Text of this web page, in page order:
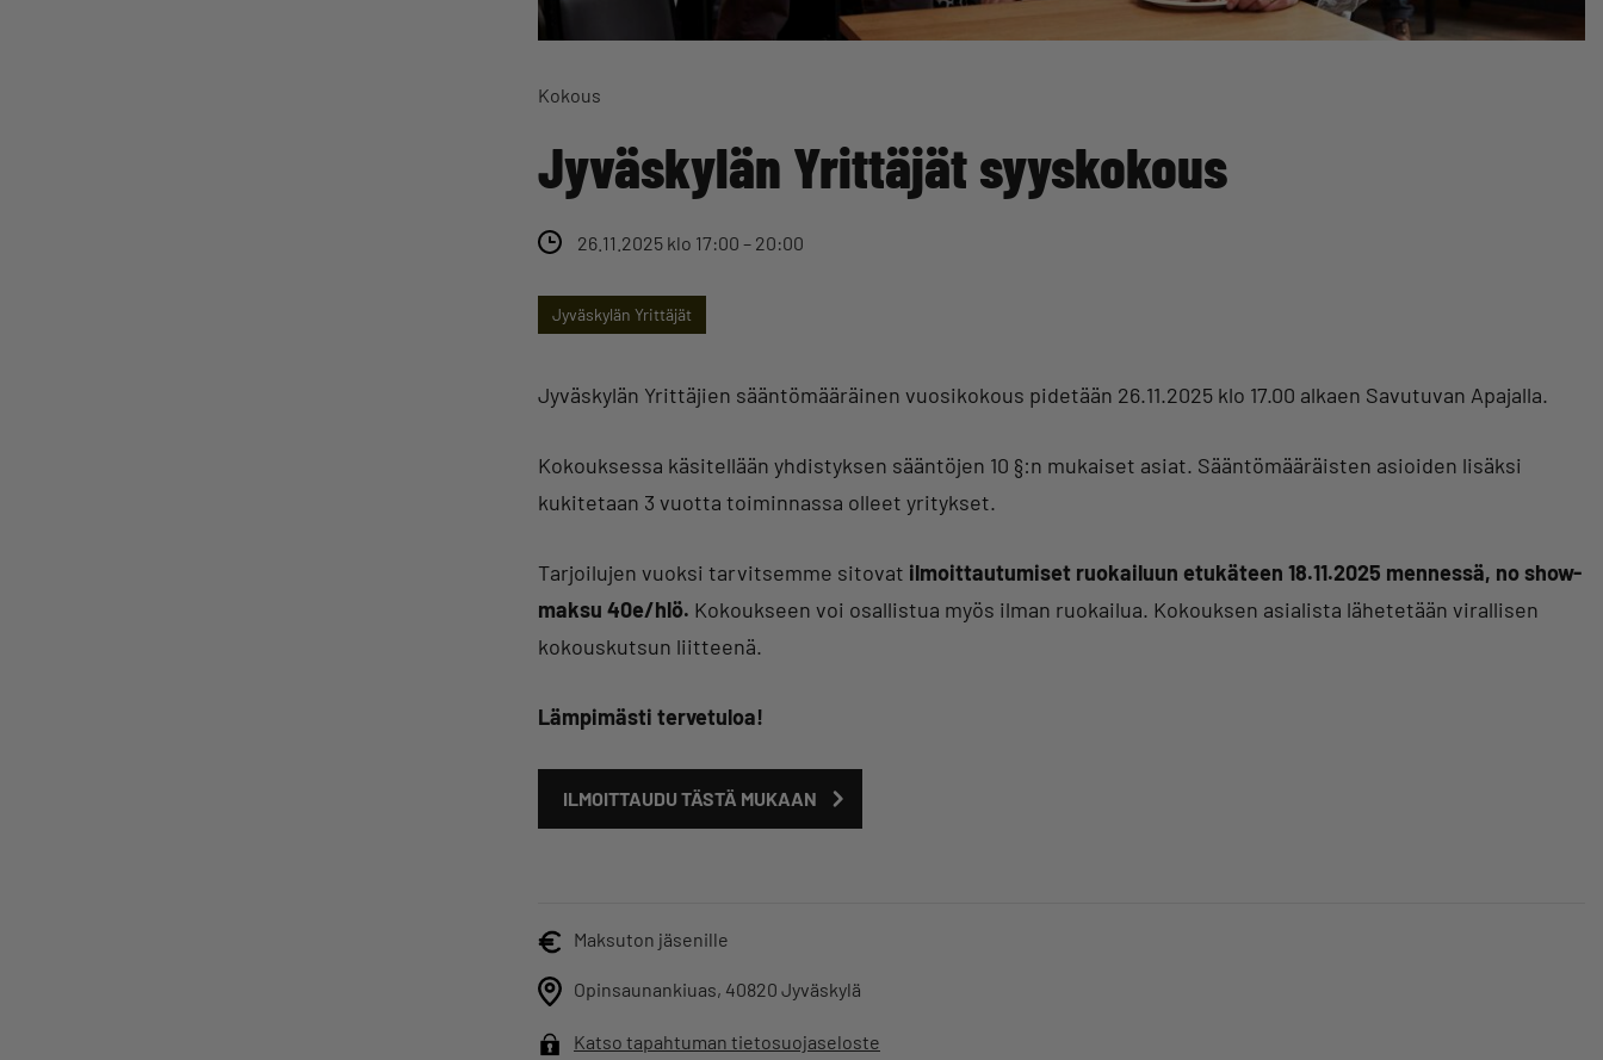
Kokous
Jyväskylän Yrittäjät syyskokous
26.11.2025 klo 17:00 – 20:00
Jyväskylän Yrittäjät
Jyväskylän Yrittäjien sääntömääräinen vuosikokous pidetään 26.11.2025 klo 17.00 alkaen Savutuvan Apajalla.
Kokouksessa käsitellään yhdistyksen sääntöjen 10 §:n mukaiset asiat. Sääntömääräisten asioiden lisäksi
kukitetaan 3 vuotta toiminnassa olleet yritykset.
Tarjoilujen vuoksi tarvitsemme sitovat ilmoittautumiset ruokailuun etukäteen 18.11.2025 mennessä, no show-
maksu 40e/hlö. Kokoukseen voi osallistua myös ilman ruokailua. Kokouksen asialista lähetetään virallisen
kokouskutsun liitteenä.
Lämpimästi tervetuloa!
ILMOITTAUDU TÄSTÄ MUKAAN
Maksuton jäsenille
Opinsaunankiuas, 40820 Jyväskylä
Katso tapahtuman tietosuojaseloste